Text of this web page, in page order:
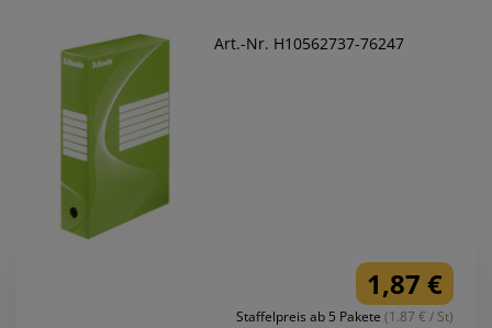
Art.-Nr. H10562737-76247
1,87 €
Staffelpreis ab 5 Pakete (1.87 € / St)